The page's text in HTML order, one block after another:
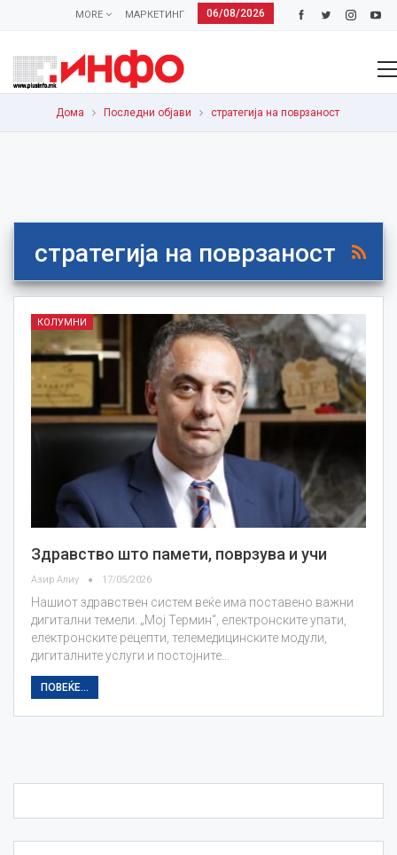
06/08/2026
МАРКЕТИНГ
MORE
Дома Последни објави стратегија на поврзаност
стратегија на поврзаност
КОЛУМНИ
Здравство што памети, поврзува и учи
Азир Алиу 17/05/2026
Нашиот здравствен систем веќе има поставено важни
дигитални темели. „Мој Термин“, електронските упати,
електронските рецепти, телемедицинските модули,
дигиталните услуги и постојните…
ПОВЕЌЕ...